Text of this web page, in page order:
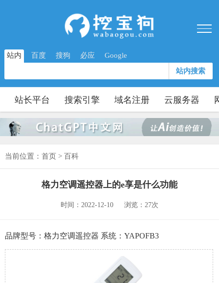
站内 百度 搜狗 必应 Google
站内搜索
站长平台 搜索引擎 域名注册 云服务器
当前位置： 首页 > 百科
格力空调遥控器上的e享是什么功能
时间：2022-12-10 浏览：27次
品牌型号：格力空调遥控器 系统：YAPOFB3